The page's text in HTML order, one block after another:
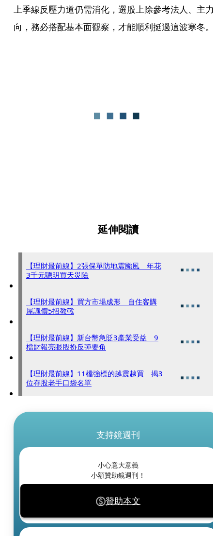
上季線反壓力道仍需消化，選股上除參考法人、主力
向，務必搭配基本面觀察，才能順利挺過這波寒冬。
延伸閱讀
【理財最前線】2張保單防地震颱風 年花
3千元聰明買天災險
【理財最前線】買方市場成形 自住客購
屋議價5招教戰
【理財最前線】新台幣急貶3產業受益 9
檔財報亮眼股扮反彈要角
【理財最前線】11檔強標的越震越買 揭3
位存股老手口袋名單
支持鏡週刊
小心意大意義
小額贊助鏡週刊！
贊助本文